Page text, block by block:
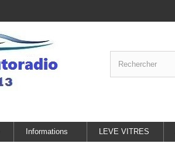
Informations LEVE VITRES